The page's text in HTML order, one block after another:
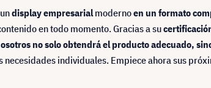
display empresarialmodernoen un formato
en todo momento. Gracias a su
no solo obtendrá el producto adecuado,
individuales. Empiece ahora sus